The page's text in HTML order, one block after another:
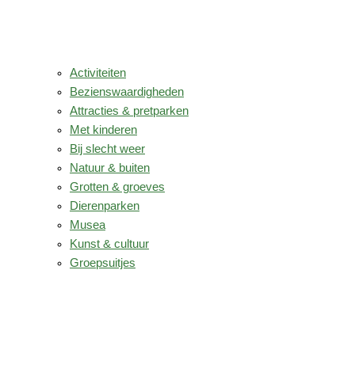
Activiteiten
Bezienswaardigheden
Attracties & pretparken
Met kinderen
Bij slecht weer
Natuur & buiten
Grotten & groeves
Dierenparken
Musea
Kunst & cultuur
Groepsuitjes